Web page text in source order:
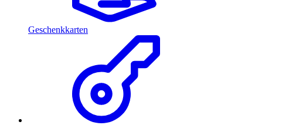
Geschenkkarten